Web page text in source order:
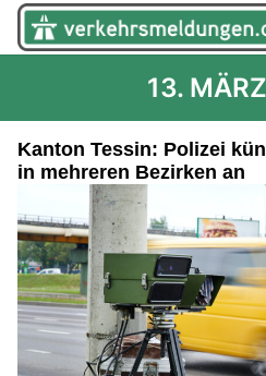
13.
Kanton Tessin: Polizei
in mehreren Bezirken an